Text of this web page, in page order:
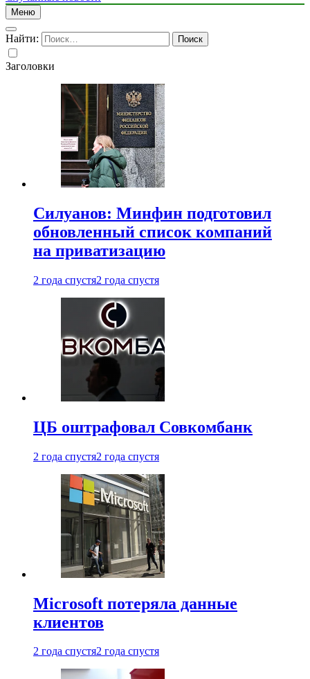
Меню
Найти:
Заголовки
Силуанов: Минфин подготовил
обновленный список компаний
на приватизацию
2 года спустя2 года спустя
ЦБ оштрафовал Совкомбанк
2 года спустя2 года спустя
Microsoft потеряла данные
клиентов
2 года спустя2 года спустя